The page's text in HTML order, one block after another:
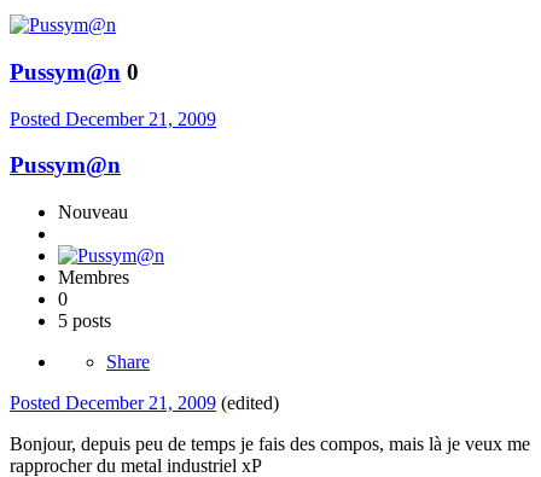
Pussym@n 0
Posted December 21, 2009
Pussym@n
Nouveau
Membres
0
5 posts
Share
Posted December 21, 2009 (edited)
Bonjour, depuis peu de temps je fais des compos, mais là je veux me
rapprocher du metal industriel xP